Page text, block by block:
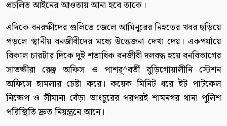
প্রচলিত আইনের আওতায় আনা হবে তাকে।
এদিকে বনরক্ষীদের গুলিতে জেলে আমিনুরের নিহতের খবর ছড়িয়ে
পড়লে স্থানীয় বনজীবীদের মধ্যে উত্তেজনা দেখা দেয়। একপর্যায়ে
বিকাল চারটার দিকে দুই শতাধিক বনজীবী দলবদ্ধ হয়ে বনবিভাগের
সাতক্ষীরা রেঞ্জ অফিস ও পাশর্^বর্তী বুড়িগোয়ালীনি স্টেশন
অফিসে হামলার চেষ্টা করে। কয়েক মিনিট ধরে ইট পাটকেল
নিক্ষেপ ও সীমানা বেঁড়া ভাংচুরের পরপরই শামনগর থানা পুলিশ
পরিস্থিতি দ্রুত নিয়ন্ত্রনে আনে।